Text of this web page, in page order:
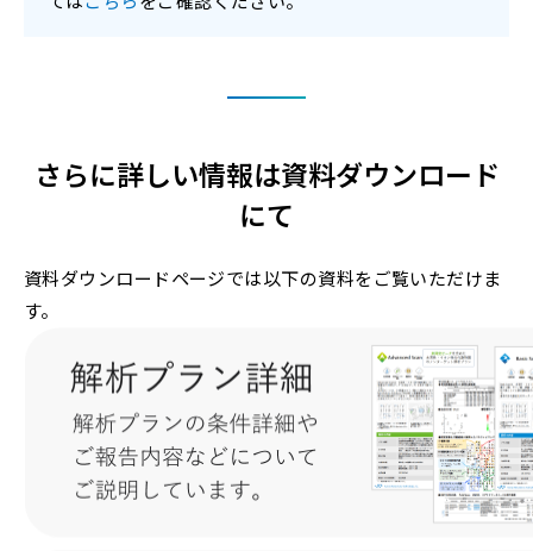
さらに詳しい情報は資料ダウンロード
にて
資料ダウンロードページでは以下の資料をご覧いただけま
す。